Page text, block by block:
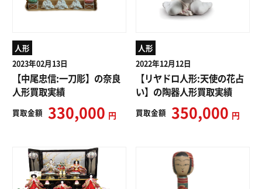
人形
2023年02月13日
【中尾忠信:一刀彫】の奈良
人形買取実績
買取金額 330,000 円
人形
2022年12月12日
【リヤドロ人形:天使の花占
い】の陶器人形買取実績
買取金額 350,000 円